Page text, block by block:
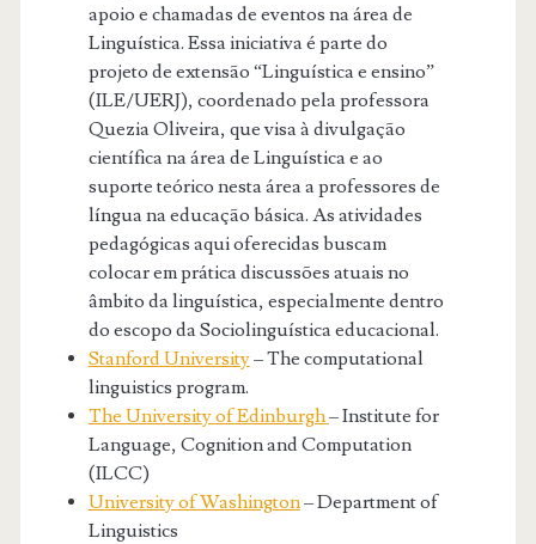
apoio e chamadas de eventos na área de
Linguística. Essa iniciativa é parte do
projeto de extensão “Linguística e ensino”
(ILE/UERJ), coordenado pela professora
Quezia Oliveira, que visa à divulgação
científica na área de Linguística e ao
suporte teórico nesta área a professores de
língua na educação básica. As atividades
pedagógicas aqui oferecidas buscam
colocar em prática discussões atuais no
âmbito da linguística, especialmente dentro
do escopo da Sociolinguística educacional.
Stanford University– The computational
linguistics program.
The University of Edinburgh– Institute for
Language, Cognition and Computation
(ILCC)
University of Washington– Department of
Linguistics